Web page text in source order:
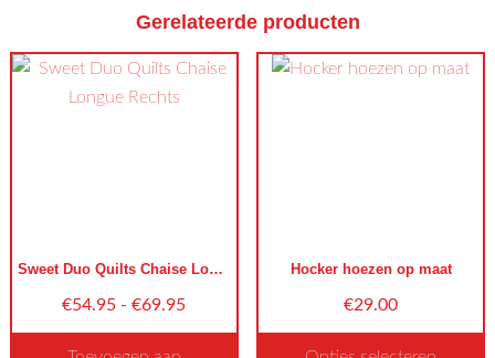
Gerelateerde producten
Sweet Duo Quilts Chaise Longue Rechts
€54.95 - €69.95Prijsklasse:
€54.95
Hocker hoezen op maat
€29.00